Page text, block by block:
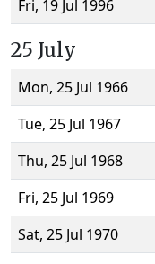
Fri, 19 Jul 1996
25 July
Mon, 25 Jul 1966
Tue, 25 Jul 1967
Thu, 25 Jul 1968
Fri, 25 Jul 1969
Sat, 25 Jul 1970